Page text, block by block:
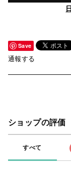
Save
通報する
ショップの評価
すべて